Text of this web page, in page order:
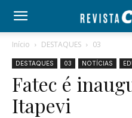
Início DESTAQUES 03
DESTAQUES 03 NOTÍCIAS
Fatec é
Itapevi